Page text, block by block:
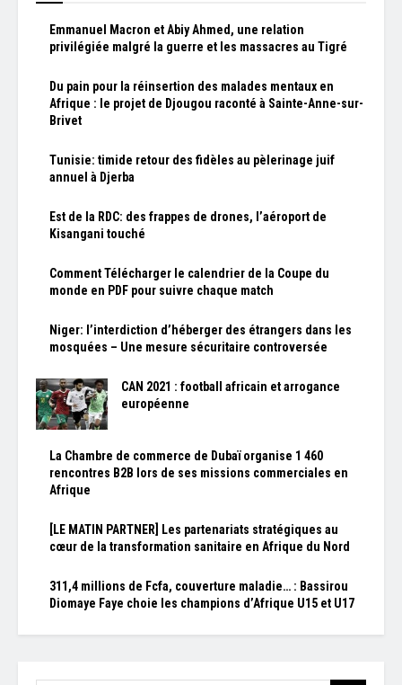
Emmanuel Macron et Abiy Ahmed, une relation
privilégiée malgré la guerre et les massacres au Tigré
Du pain pour la réinsertion des malades mentaux en
Afrique : le projet de Djougou raconté à Sainte-Anne-sur-
Brivet
Tunisie: timide retour des fidèles au pèlerinage juif
annuel à Djerba
Est de la RDC: des frappes de drones, l’aéroport de
Kisangani touché
Comment Télécharger le calendrier de la Coupe du
monde en PDF pour suivre chaque match
Niger: l’interdiction d’héberger des étrangers dans les
mosquées – Une mesure sécuritaire controversée
CAN 2021 : football africain et arrogance
européenne
La Chambre de commerce de Dubaï organise 1 460
rencontres B2B lors de ses missions commerciales en
Afrique
[LE MATIN PARTNER] Les partenariats stratégiques au
cœur de la transformation sanitaire en Afrique du Nord
311,4 millions de Fcfa, couverture maladie… : Bassirou
Diomaye Faye choie les champions d’Afrique U15 et U17